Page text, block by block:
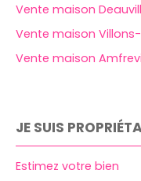
Vente maison
Vente maison
Vente maison
JE SUIS
Estimez votre bien